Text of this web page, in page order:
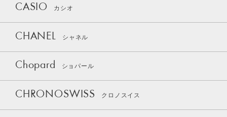
CASIO カシオ
CHANEL シャネル
Chopard ショパール
CHRONOSWISS クロノスイス